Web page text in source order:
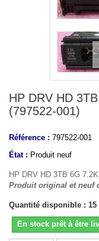
HP DRV HD
(797522-001)
Référence : 797522-001
État : Produit neuf
HP DRV HD 3TB 6G
Produit original et neuf
Quantité disponible :
En stock prêt à être